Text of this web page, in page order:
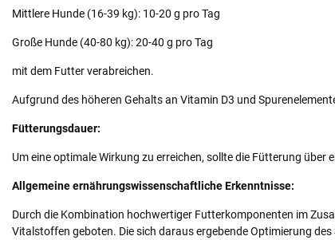
Mittlere Hunde (16-39 kg): 10-20 g pro Tag
Große Hunde (40-80 kg): 20-40 g pro Tag
mit dem Futter verabreichen.
Aufgrund des höheren Gehalts an Vitamin D3 und
Fütterungsdauer:
Um eine optimale Wirkung zu erreichen, sollte die Fütterung
Allgemeine ernährungswissenschaftliche Erkenntnisse:
Durch die Kombination hochwertiger Futterkomponenten im
Vitalstoffen geboten. Die sich daraus ergebende Optimierung